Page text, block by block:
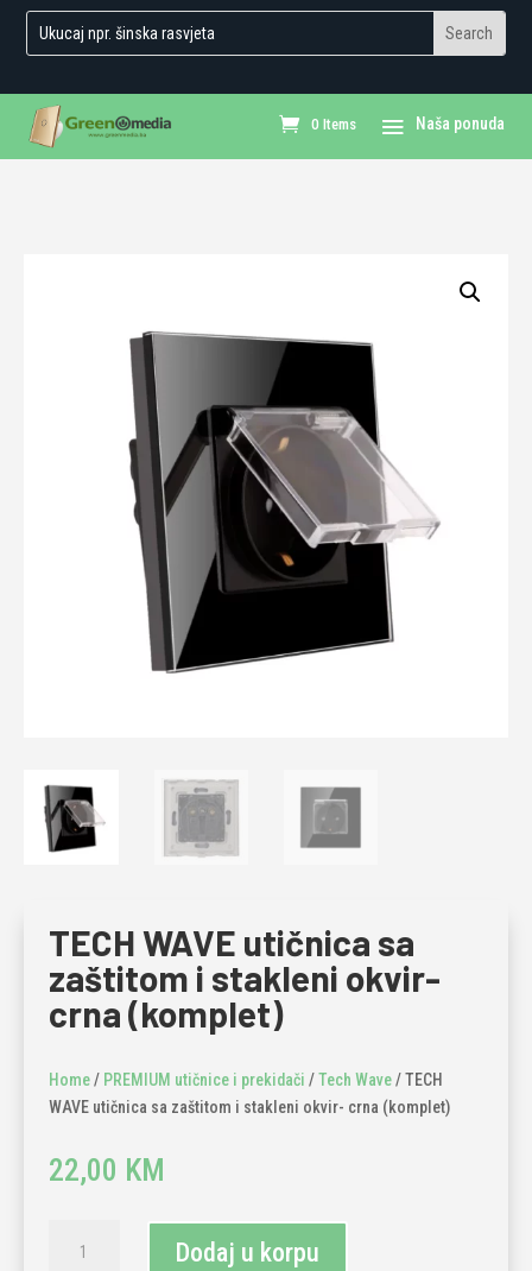
0 Items
TECH WAVE utičnica sa
zaštitom i stakleni okvir-
crna (komplet)
Home/ PREMIUM utičnice i prekidači /Tech Wave/ TECH
WAVE utičnica sa zaštitom i stakleni okvir- crna (komplet)
22,00 KM
WAVE
Dodaj u korpu